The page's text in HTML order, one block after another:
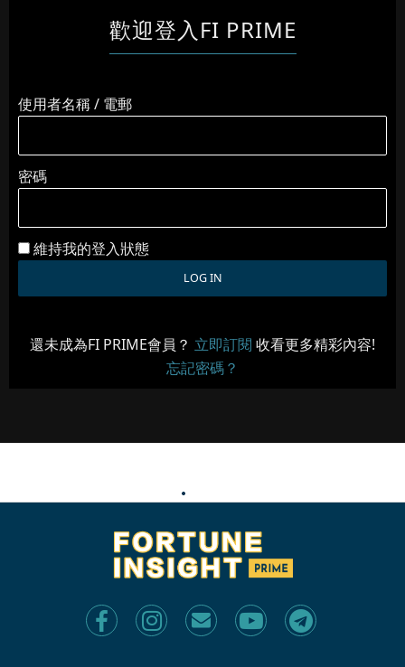
歡迎登入FI PRIME
使用者名稱 / 電郵
密碼
維持我的登入狀態
還未成為FI PRIME會員？ 立即訂閱 收看更多精彩內容!
忘記密碼？